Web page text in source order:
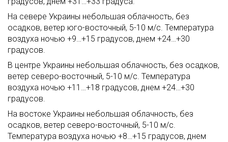
На севере Украины небольшая облачность, без
осадков, ветер юго-восточный, 5-10 м/с. Температура
воздуха ночью +9…+15 градусов, днем +24…+30
градусов.
В центре Украины небольшая облачность, без осадков,
ветер северо-восточный, 5-10 м/с. Температура
воздуха ночью +11…+18 градусов, днем +24…+30
градусов.
На востоке Украины небольшая облачность, без
осадков, ветер северо-восточный, 5-10 м/с.
Температура воздуха ночью +8…+15 градусов, днем